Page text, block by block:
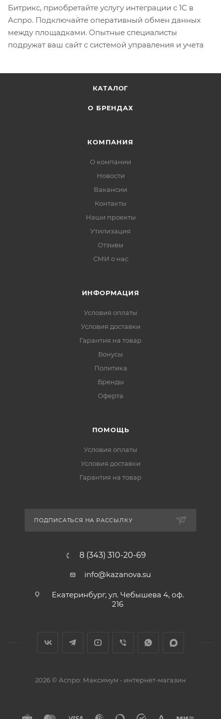
Битрикс, приобретайте услугу интеграции с 1С в
Аспро. Подключайте оперативный обмен данных
между площадками. Опытные специалисты
подружат ваш сайт с системой управления и учета
КАТАЛОГ
О БРЕНДАХ
КОМПАНИЯ
О компании
Новости
Вакансии
Контакты
Наши проекты
Утилизация
Отзывы
СМИ о нас
ИНФОРМАЦИЯ
Условия оплаты
Условия доставки
Гарантия на товар
Бонусы
Политика
Бренды
Оферта
ПОМОЩЬ
Условия оплаты
Условия доставки
Гарантия на товар
ПОДПИСАТЬСЯ НА РАССЫЛКУ
8 (343) 310-20-69
info@kazanova.su
Екатеринбург, ул. Чебышева 4, оф.
216
2026 © Аспро: Максимум - интернет-магазин